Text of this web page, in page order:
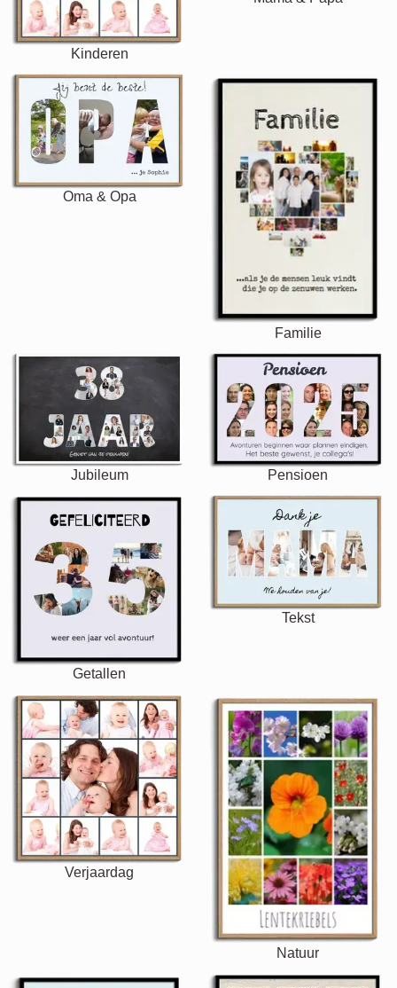
Kinderen
Oma & Opa
Familie
Jubileum Pensioen
Getallen
Tekst
Verjaardag
Natuur